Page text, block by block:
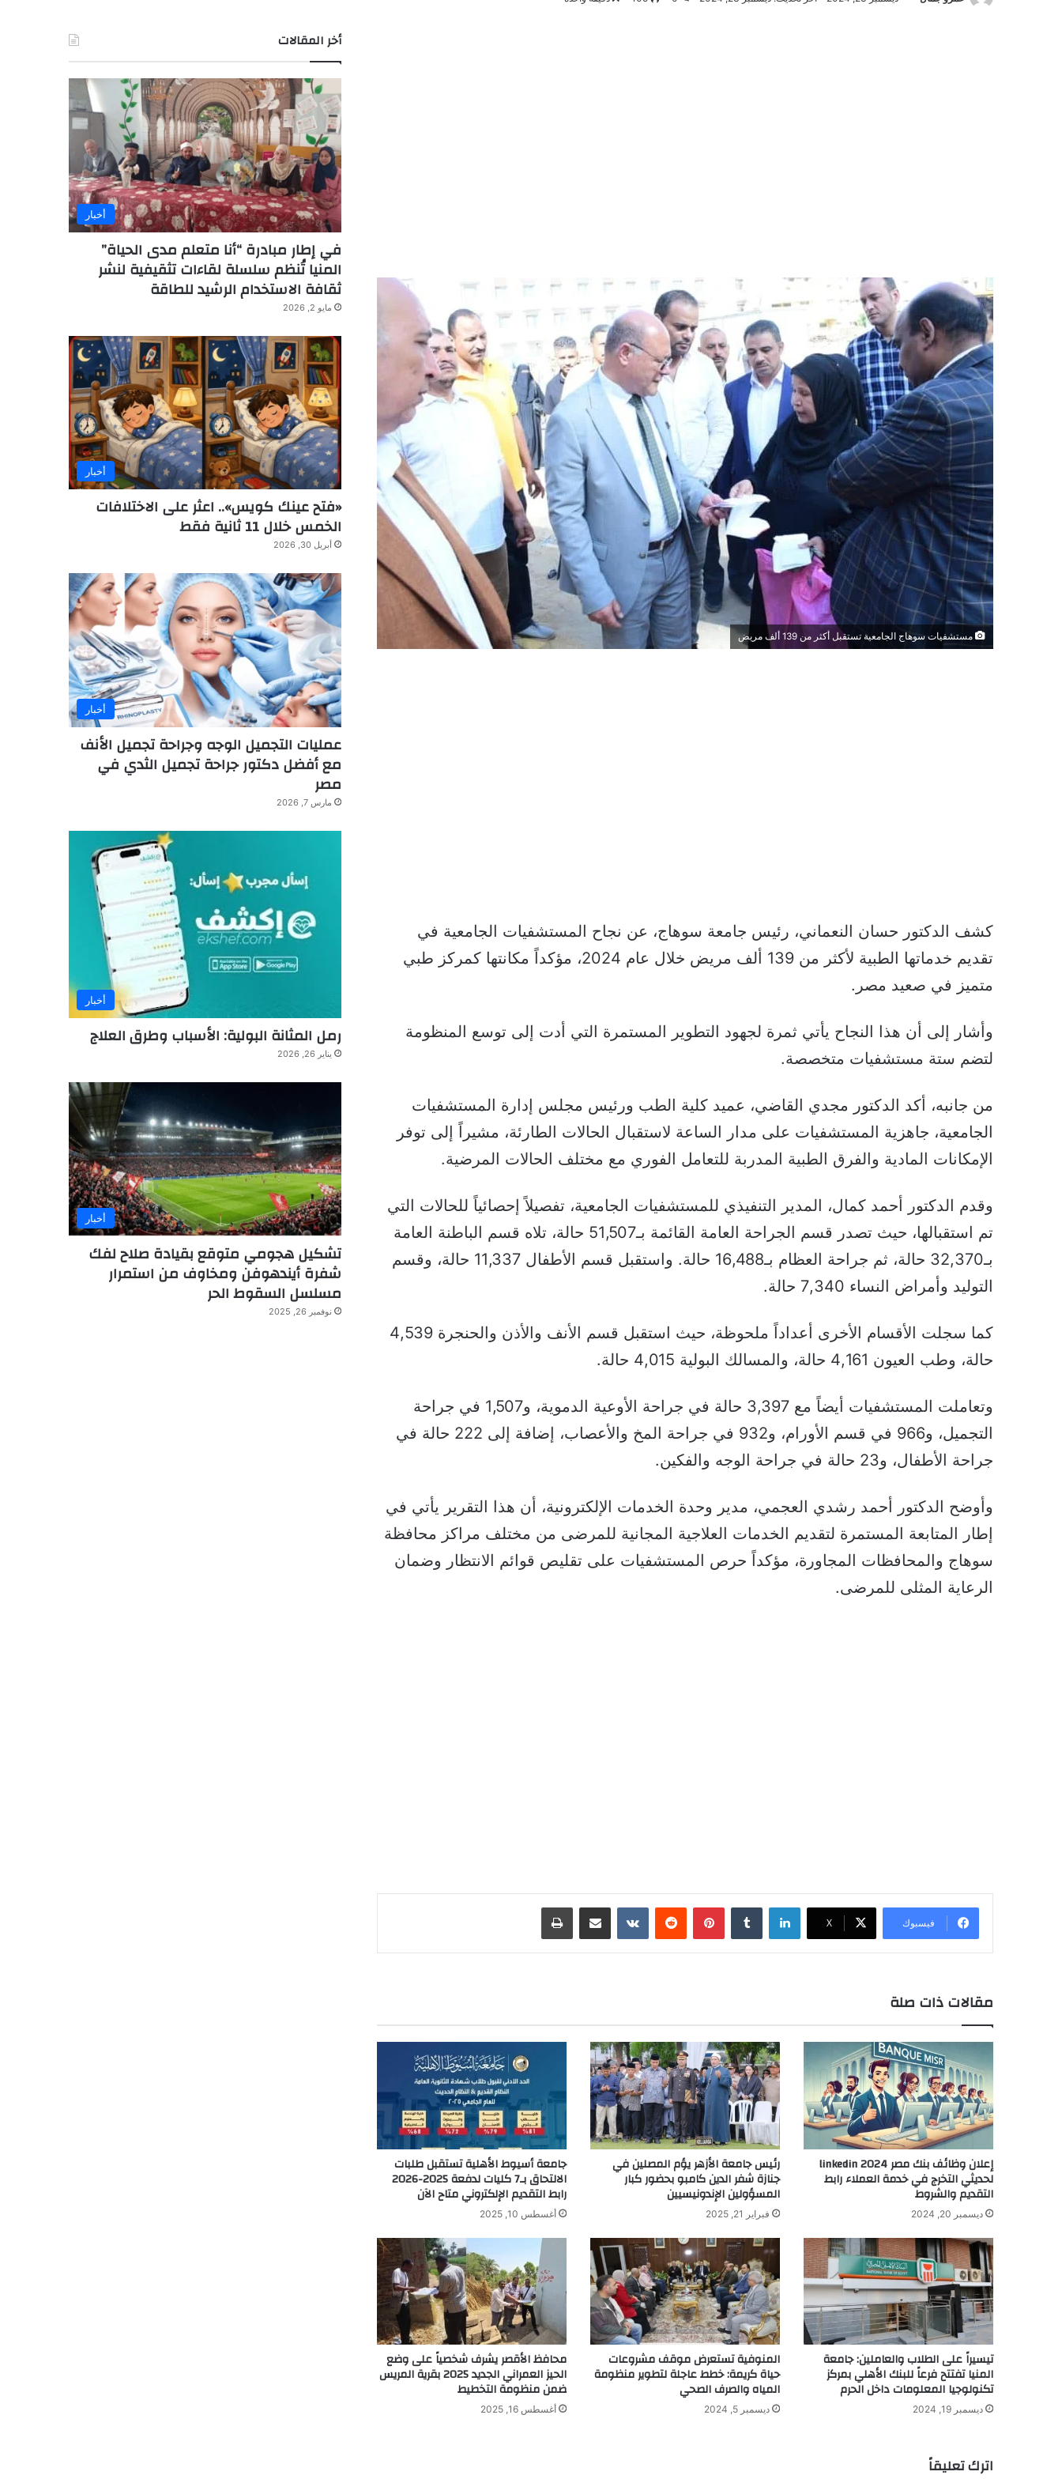
مستشفيات سوهاج الجامعية تستقبل أكثر من 139 ألف مريض
كشف الدكتور حسان النعماني، رئيس جامعة سوهاج، عن نجاح المستشفيات الجامعية في
تقديم خدماتها الطبية لأكثر من 139 ألف مريض خلال عام 2024، مؤكداً مكانتها كمركز طبي
متميز في صعيد مصر.
وأشار إلى أن هذا النجاح يأتي ثمرة لجهود التطوير المستمرة التي أدت إلى توسع المنظومة
لتضم ستة مستشفيات متخصصة.
من جانبه، أكد الدكتور مجدي القاضي، عميد كلية الطب ورئيس مجلس إدارة المستشفيات
الجامعية، جاهزية المستشفيات على مدار الساعة لاستقبال الحالات الطارئة، مشيراً إلى توفر
الإمكانات المادية والفرق الطبية المدربة للتعامل الفوري مع مختلف الحالات المرضية.
وقدم الدكتور أحمد كمال، المدير التنفيذي للمستشفيات الجامعية، تفصيلاً إحصائياً للحالات التي
تم استقبالها، حيث تصدر قسم الجراحة العامة القائمة بـ51,507 حالة، تلاه قسم الباطنة العامة
بـ32,370 حالة، ثم جراحة العظام بـ16,488 حالة. واستقبل قسم الأطفال 11,337 حالة، وقسم
التوليد وأمراض النساء 7,340 حالة.
كما سجلت الأقسام الأخرى أعداداً ملحوظة، حيث استقبل قسم الأنف والأذن والحنجرة 4,539
حالة، وطب العيون 4,161 حالة، والمسالك البولية 4,015 حالة.
وتعاملت المستشفيات أيضاً مع 3,397 حالة في جراحة الأوعية الدموية، و1,507 في جراحة
التجميل، و966 في قسم الأورام، و932 في جراحة المخ والأعصاب، إضافة إلى 222 حالة في
جراحة الأطفال، و23 حالة في جراحة الوجه والفكين.
وأوضح الدكتور أحمد رشدي العجمي، مدير وحدة الخدمات الإلكترونية، أن هذا التقرير يأتي في
إطار المتابعة المستمرة لتقديم الخدمات العلاجية المجانية للمرضى من مختلف مراكز محافظة
سوهاج والمحافظات المجاورة، مؤكداً حرص المستشفيات على تقليص قوائم الانتظار وضمان
الرعاية المثلى للمرضى.
فيسبوك ‫X
لينكدإن بينتيريست
مقالات ذات صلة
إعلان وظائف بنك مصر 2024 linkedin
لحديثي التخرج في خدمة العملاء رابط
التقديم والشروط
ديسمبر 20, 2024
رئيس جامعة الأزهر يؤم المصلين في
جنازة شفر الدين كامبو بحضور كبار
المسؤولين الإندونيسيين
فبراير 21, 2025
جامعة أسيوط الأهلية تستقبل طلبات
الالتحاق بـ7 كليات لدفعة 2025-2026
رابط التقديم الإلكتروني متاح الآن
أغسطس 10, 2025
تيسيراً على الطلاب والعاملين: جامعة
المنيا تفتتح فرعاً للبنك الأهلي بمركز
تكنولوجيا المعلومات داخل الحرم
ديسمبر 19, 2024
المنوفية تستعرض موقف مشروعات
حياة كريمة: خطط عاجلة لتطوير منظومة
المياه والصرف الصحي
ديسمبر 5, 2024
محافظ الأقصر يشرف شخصياً على وضع
الحيز العمراني الجديد 2025 بقرية المريس
ضمن منظومة التخطيط
أغسطس 16, 2025
اترك تعليقاً
أخر المقالات
أخبار
في إطار مبادرة “أنا متعلم مدى الحياة”
المنيا تُنظم سلسلة لقاءات تثقيفية لنشر
ثقافة الاستخدام الرشيد للطاقة
مايو 2, 2026
أخبار
«فتح عينك كويس».. اعثر على الاختلافات
الخمس خلال 11 ثانية فقط
أبريل 30, 2026
أخبار
عمليات التجميل الوجه وجراحة تجميل الأنف
مع أفضل دكتور جراحة تجميل الثدي في
مصر
مارس 7, 2026
أخبار
رمل المثانة البولية: الأسباب وطرق العلاج
يناير 26, 2026
أخبار
تشكيل هجومي متوقع بقيادة صلاح لفك
شفرة أيندهوفن ومخاوف من استمرار
مسلسل السقوط الحر
نوفمبر 26, 2025